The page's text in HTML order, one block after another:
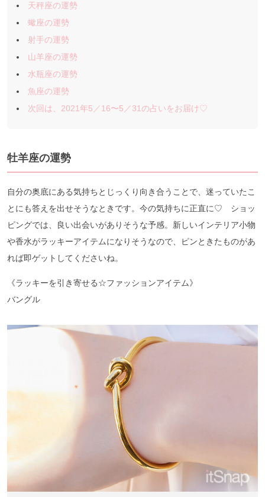
天秤座の運勢
蠍座の運勢
射手の運勢
山羊座の運勢
水瓶座の運勢
魚座の運勢
次回は、2021年5／16〜5／31の占いをお届け♡
牡羊座の運勢
自分の奥底にある気持ちとじっくり向き合うことで、迷っていたこ
とにも答えを出せそうなときです。今の気持ちに正直に♡ ショッ
ピングでは、良い出会いがありそうな予感。新しいインテリア小物
や香水がラッキーアイテムになりそうなので、ピンときたものがあ
れば即ゲットしてくださいね。
《ラッキーを引き寄せる☆ファッションアイテム》
バングル